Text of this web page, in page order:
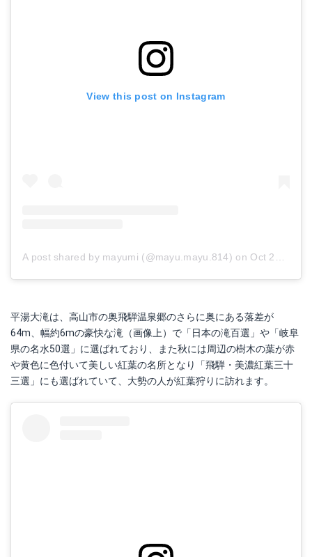
View this post on Instagram
A post shared by mayumi (@mayu.mayu.814) on Oct 29, 2018 at 4:49pm PDT
平湯大滝は、高山市の奥飛騨温泉郷のさらに奥にある落差が
64m、幅約6mの豪快な滝（画像上）で「日本の滝百選」や「岐阜
県の名水50選」に選ばれており、また秋には周辺の樹木の葉が赤
や黄色に色付いて美しい紅葉の名所となり「飛騨・美濃紅葉三十
三選」にも選ばれていて、大勢の人が紅葉狩りに訪れます。